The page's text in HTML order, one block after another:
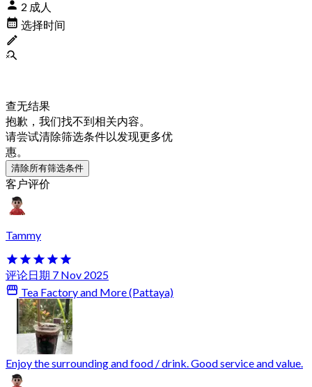
2 成人
选择时间
查无结果
抱歉，我们找不到相关内容。
请尝试清除筛选条件以发现更多优
惠。
清除所有筛选条件
客户评价
Tammy
评论日期 7 Nov 2025
Tea Factory and More (Pattaya)
Enjoy the surrounding and food / drink. Good service and value.